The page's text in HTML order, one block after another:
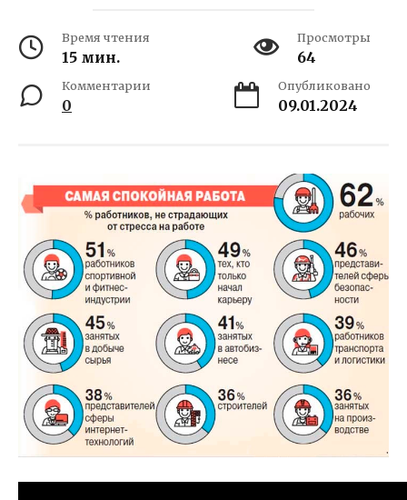
Время чтения
15 мин.
Просмотры
64
Комментарии
0
Опубликовано
09.01.2024